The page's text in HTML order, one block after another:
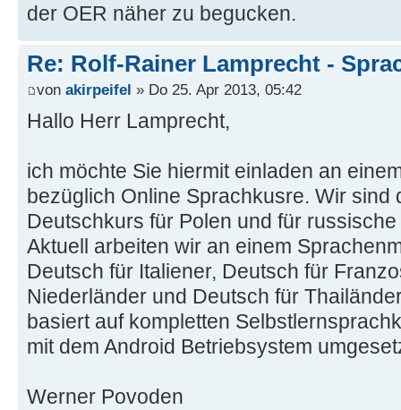
der OER näher zu begucken.
Re: Rolf-Rainer Lamprecht -
von akirpeifel » Do 25. Apr 2013, 05:42
Hallo Herr Lamprecht,
ich möchte Sie hiermit einladen an
bezüglich Online Sprachkusre. Wir sind
Deutschkurs für Polen und für
Aktuell arbeiten wir an einem
Deutsch für Italiener, Deutsch für
Niederländer und Deutsch für
basiert auf kompletten
mit dem Android Betriebsystem
Werner Povoden